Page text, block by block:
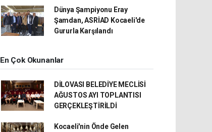
Dünya Şampiyonu Eray
Şamdan, ASRİAD Kocaeli'de
Gururla Karşılandı
En Çok Okunanlar
DİLOVASI BELEDİYE MECLİSİ
AĞUSTOS AYI TOPLANTISI
GERÇEKLEŞTİRİLDİ
Kocaeli'nin Önde Gelen